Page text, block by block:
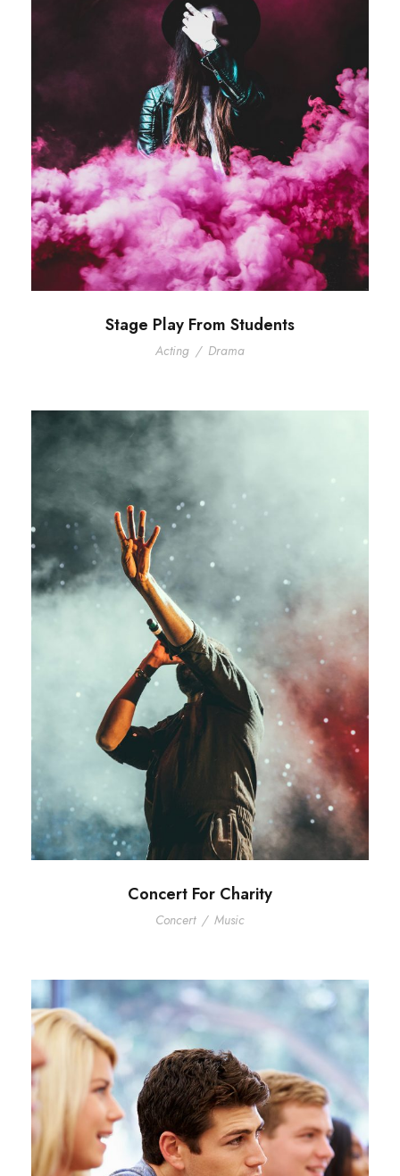
Stage Play From Students
Acting / Drama
Concert For Charity
Concert / Music